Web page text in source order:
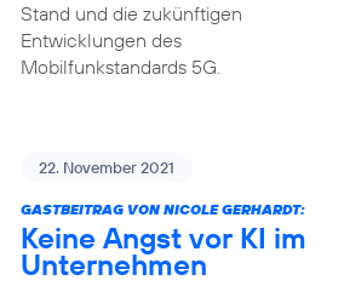
Stand und die zukünftigen
Entwicklungen des
Mobilfunkstandards 5G.
22. November 2021
GASTBEITRAG VON NICOLE GERHARDT:
Keine Angst vor KI im
Unternehmen